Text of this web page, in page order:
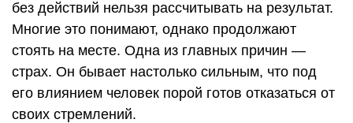
без действий нельзя рассчитывать на результат.
Многие это понимают, однако продолжают
стоять на месте. Одна из главных причин —
страх. Он бывает настолько сильным, что под
его влиянием человек порой готов отказаться от
своих стремлений.